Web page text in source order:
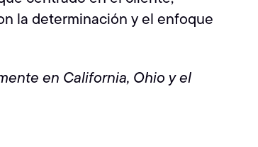
la determinación y el enfoque
en California, Ohio y el